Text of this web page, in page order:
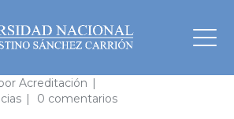
Acreditación
0 comentarios
de herramientas